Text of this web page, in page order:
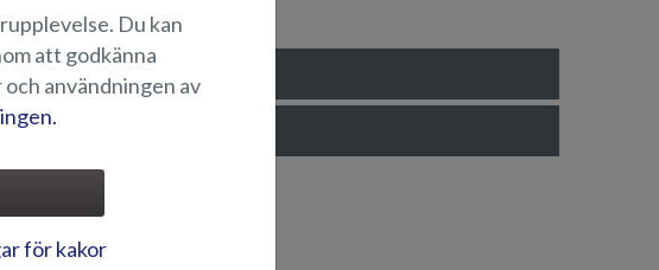
KUO30087.
Du kan
att godkänna
och användningen av
för kakor